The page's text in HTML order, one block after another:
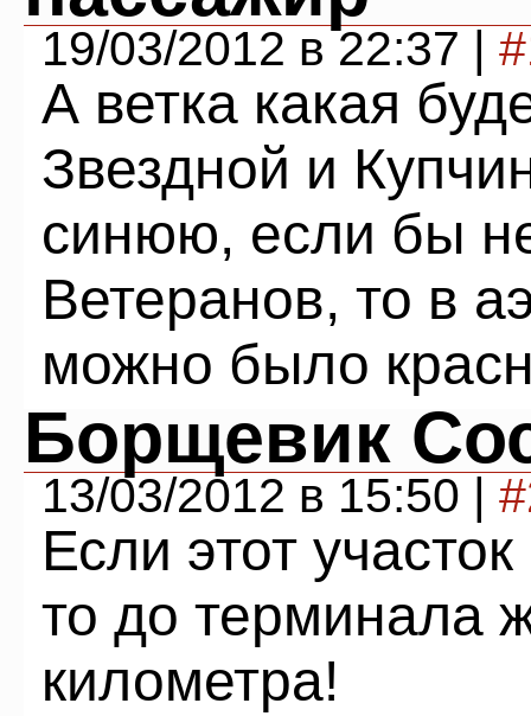
19/03/2012 в 22:37 |
А ветка какая
Звездной и
синюю, если бы
Ветеранов, то в
можно было
Борщевик
13/03/2012 в 15:50 |
Если этот
то до терминала
километра!